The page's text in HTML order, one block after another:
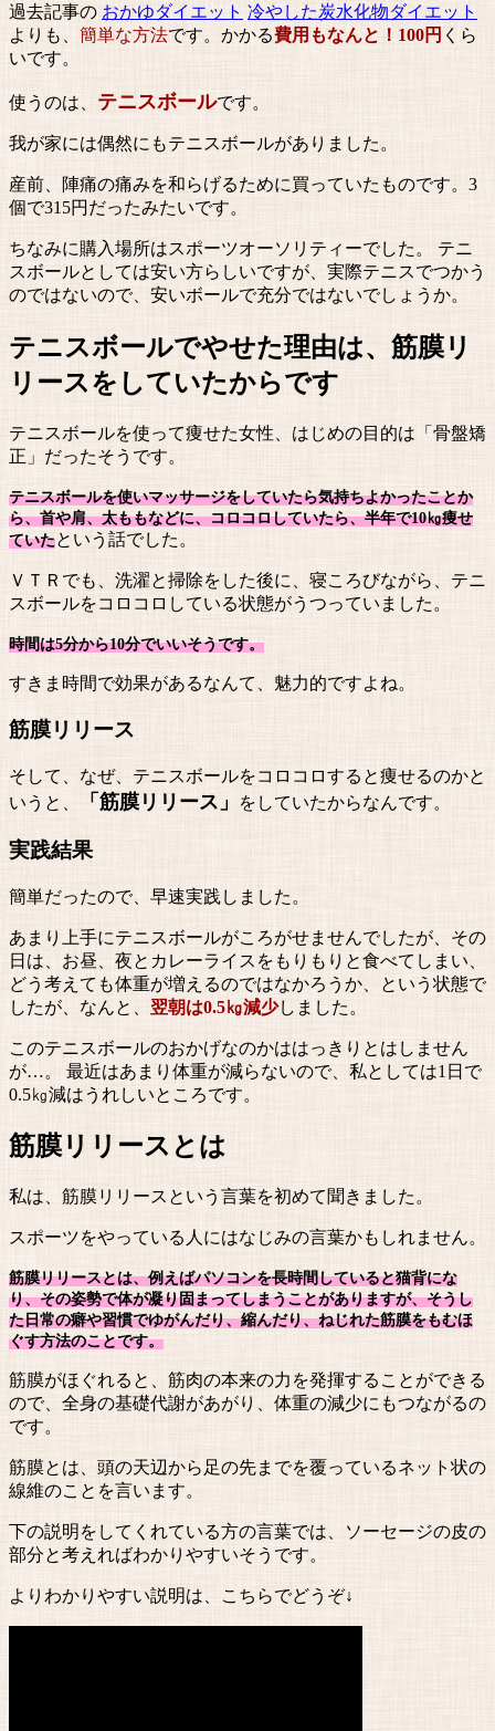
過去記事の おかゆダイエット 冷やした炭水化物ダイエット
よりも、 簡単な方法です。かかる費用もなんと！100円 くら
いです。
使うのは、 テニスボールです。
我が家には偶然にもテニスボールがありました。
産前、陣痛の痛みを和らげるために買っていたものです。3
個で315円だったみたいです。
ちなみに購入場所はスポーツオーソリティーでした。 テニ
スボールとしては安い方らしいですが、実際テニスでつかう
のではないので、安いボールで充分ではないでしょうか。
テニスボールでやせた理由は、筋膜リ
リースをしていたからです
テニスボールを使って痩せた女性、はじめの目的は「骨盤矯
正」だったそうです。
テニスボールを使いマッサージをしていたら気持ちよかったことか
ら、首や肩、太ももなどに、コロコロしていたら、半年で10㎏痩せ
ていたという話でした。
ＶＴＲでも、洗濯と掃除をした後に、寝ころびながら、テニ
スボールをコロコロしている状態がうつっていました。
時間は5分から10分でいいそうです。
すきま時間で効果があるなんて、魅力的ですよね。
筋膜リリース
そして、なぜ、テニスボールをコロコロすると痩せるのかと
いうと、
「筋膜リリース」 をしていたからなんです。
実践結果
簡単だったので、早速実践しました。
あまり上手にテニスボールがころがせませんでしたが、その
日は、お昼、夜とカレーライスをもりもりと食べてしまい、
どう考えても体重が増えるのではなかろうか、という状態で
したが、なんと、 翌朝は0.5㎏減少しました。
このテニスボールのおかげなのかははっきりとはしません
が…。 最近はあまり体重が減らないので、私としては1日で
0.5㎏減はうれしいところです。
筋膜リリースとは
私は、筋膜リリースという言葉を初めて聞きました。
スポーツをやっている人にはなじみの言葉かもしれません。
筋膜リリースとは、例えばパソコンを長時間していると猫背にな
り、その姿勢で体が凝り固まってしまうことがありますが、そうし
た日常の癖や習慣でゆがんだり、縮んだり、ねじれた筋膜をもむほ
ぐす方法のことです。
筋膜がほぐれると、筋肉の本来の力を発揮することができる
ので、全身の基礎代謝があがり、体重の減少にもつながるの
です。
筋膜とは、頭の天辺から足の先までを覆っているネット状の
線維のことを言います。
下の説明をしてくれている方の言葉では、ソーセージの皮の
部分と考えればわかりやすいそうです。
よりわかりやすい説明は、こちらでどうぞ↓